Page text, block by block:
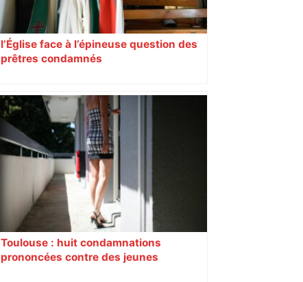
l’Église face à l’épineuse question des
prêtres condamnés
Toulouse : huit condamnations
prononcées contre des jeunes